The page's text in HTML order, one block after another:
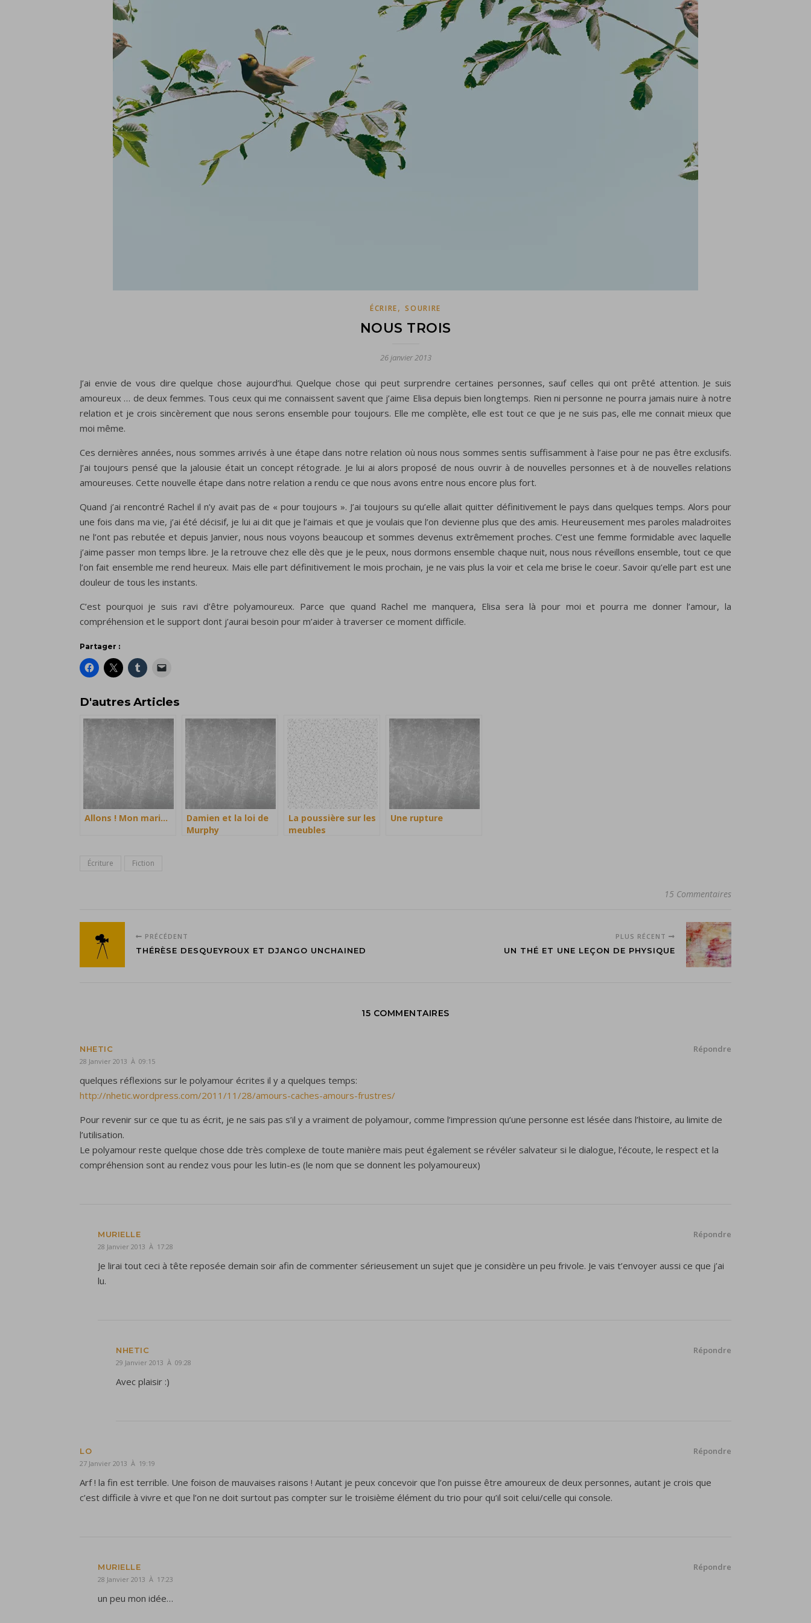
ÉCRIRE,SOURIRE
NOUS TROIS
26 janvier 2013
J’ai envie de vous dire quelque chose aujourd’hui. Quelque chose qui peut surprendre certaines personnes, sauf celles qui ont prêté attention. Je suis
amoureux … de deux femmes. Tous ceux qui me connaissent savent que j’aime Elisa depuis bien longtemps. Rien ni personne ne pourra jamais nuire à notre
relation et je crois sincèrement que nous serons ensemble pour toujours. Elle me complète, elle est tout ce que je ne suis pas, elle me connait mieux que
moi même.
Ces dernières années, nous sommes arrivés à une étape dans notre relation où nous nous sommes sentis suffisamment à l’aise pour ne pas être exclusifs.
J’ai toujours pensé que la jalousie était un concept rétograde. Je lui ai alors proposé de nous ouvrir à de nouvelles personnes et à de nouvelles relations
amoureuses. Cette nouvelle étape dans notre relation a rendu ce que nous avons entre nous encore plus fort.
Quand j’ai rencontré Rachel il n’y avait pas de « pour toujours ». J’ai toujours su qu’elle allait quitter définitivement le pays dans quelques temps. Alors pour
une fois dans ma vie, j’ai été décisif, je lui ai dit que je l’aimais et que je voulais que l’on devienne plus que des amis. Heureusement mes paroles maladroites
ne l’ont pas rebutée et depuis Janvier, nous nous voyons beaucoup et sommes devenus extrêmement proches. C’est une femme formidable avec laquelle
j’aime passer mon temps libre. Je la retrouve chez elle dès que je le peux, nous dormons ensemble chaque nuit, nous nous réveillons ensemble, tout ce que
l’on fait ensemble me rend heureux. Mais elle part définitivement le mois prochain, je ne vais plus la voir et cela me brise le coeur. Savoir qu’elle part est une
douleur de tous les instants.
C’est pourquoi je suis ravi d’être polyamoureux. Parce que quand Rachel me manquera, Elisa sera là pour moi et pourra me donner l’amour, la
compréhension et le support dont j’aurai besoin pour m’aider à traverser ce moment difficile.
Partager :
D'autres Articles
Allons ! Mon mari…
Damien et la loi de
Murphy
La poussière sur les
meubles
Une rupture
Écriture Fiction
15 Commentaires
PRÉCÉDENT
THÉRÈSE DESQUEYROUX ET DJANGO UNCHAINED
PLUS RÉCENT
UN THÉ ET UNE LEÇON DE PHYSIQUE
15 COMMENTAIRES
NHETIC
28 Janvier 2013 À 09:15
Répondre
quelques réflexions sur le polyamour écrites il y a quelques temps:
http://nhetic.wordpress.com/2011/11/28/amours-caches-amours-frustres/
Pour revenir sur ce que tu as écrit, je ne sais pas s’il y a vraiment de polyamour, comme l’impression qu’une personne est lésée dans l’histoire, au limite de
l’utilisation.
Le polyamour reste quelque chose dde très complexe de toute manière mais peut également se révéler salvateur si le dialogue, l’écoute, le respect et la
compréhension sont au rendez vous pour les lutin-es (le nom que se donnent les polyamoureux)
MURIELLE
28 Janvier 2013 À 17:28
Répondre
Je lirai tout ceci à tête reposée demain soir afin de commenter sérieusement un sujet que je considère un peu frivole. Je vais t’envoyer aussi ce que j’ai
lu.
NHETIC
29 Janvier 2013 À 09:28
Répondre
Avec plaisir :)
LO
27 Janvier 2013 À 19:19
Répondre
Arf ! la fin est terrible. Une foison de mauvaises raisons ! Autant je peux concevoir que l’on puisse être amoureux de deux personnes, autant je crois que
c’est difficile à vivre et que l’on ne doit surtout pas compter sur le troisième élément du trio pour qu’il soit celui/celle qui console.
MURIELLE
28 Janvier 2013 À 17:23
Répondre
un peu mon idée…